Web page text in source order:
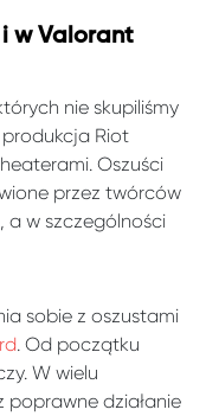
w Valorant
nie skupiliśmy
Riot
Oszuści
przez twórców
a w szczególności
sobie z oszustami
. Od początku
W wielu
poprawne działanie